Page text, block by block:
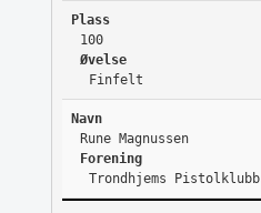
Plass
100
Øvelse
Finfelt
Navn
Rune Magnussen
Forening
Trondhjems Pistolklubb